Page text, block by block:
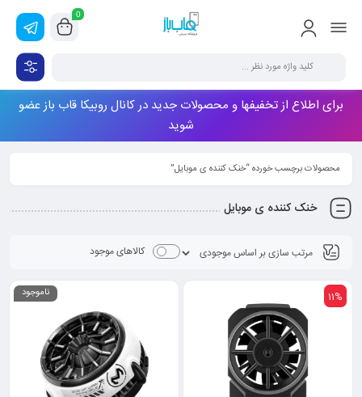
0
برای اطلاع از تخفیفها و محصولات جدید در کانال روبیکا قاب باز عضو
شوید
محصولات برچسب خورده “خنک کننده ی موبایل”
خنک کننده ی موبایل
کالاهای موجود
11% ناموجود